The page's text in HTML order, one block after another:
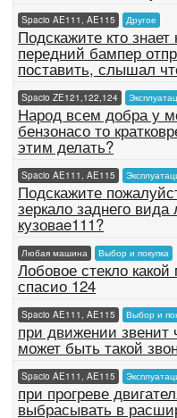
Spacio AE111, AE115 Другое
Подскажите кто
передний бампер
поставить, слышал
Spacio ZE121,122,124
Народ всем добра у
бензонасо то
этим делать?
Spacio AE111, AE115
Подскажите
зеркало заднего
кузовae111?
Любая машина Выбор и покупка
Лобовое стекло
спасио 124
Spacio AE111, AE115 Выбор и
при движении звенит
может быть такой
Spacio AE111, AE115
при прогреве
выбрасывать в